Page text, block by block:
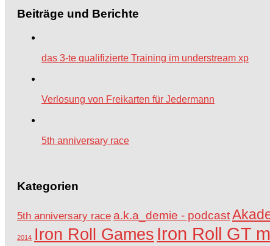
Beiträge und Berichte
das 3-te qualifizierte Training im understream xp
Verlosung von Freikarten für Jedermann
5th anniversary race
Kategorien
5th anniversary race a.k.a_demie - podcast
2014 Iron Roll Games Iron Roll GT